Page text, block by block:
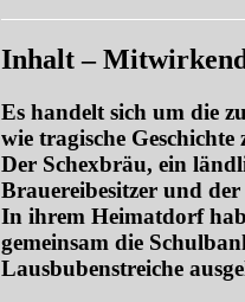
Inhalt –
Es handelt sich um die
wie tragische Geschichte
Der Schexbräu, ein
Brauereibesitzer und
In ihrem Heimatdorf
gemeinsam die
Lausbubenstreiche